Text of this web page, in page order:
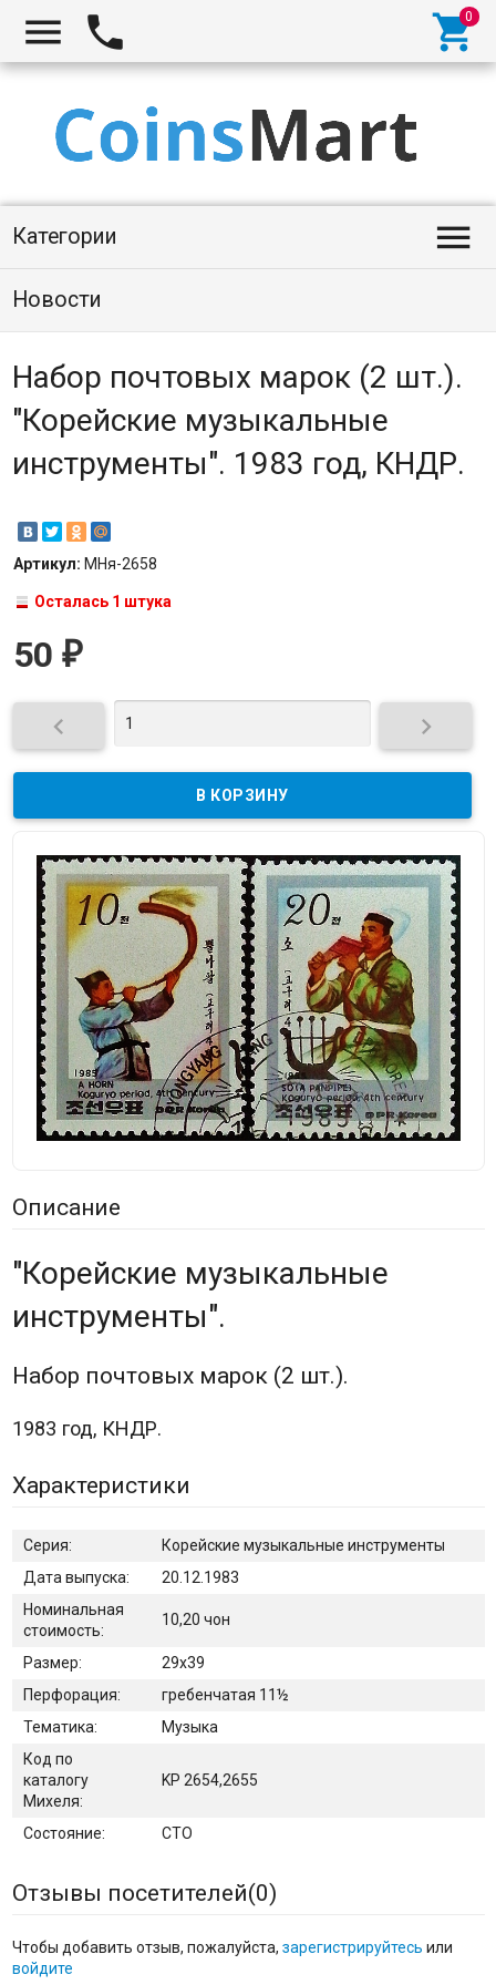
  
Категории 
Новости
Набор почтовых марок (2 шт.).
"Корейские музыкальные
инструменты". 1983 год, КНДР.
Артикул: МНя-2658
Осталась 1 штука
50 ₽
 
Описание
"Корейские музыкальные
инструменты".
Набор почтовых марок (2 шт.).
1983 год, КНДР.
Характеристики
Серия:
Корейские музыкальные инструменты
Дата выпуска:
20.12.1983
Номинальная
стоимость:
10,20 чон
Размер:
29х39
Перфорация:
гребенчатая 11½
Тематика:
Музыка
Код по
каталогу
Михеля:
KP 2654,2655
Состояние: CTO
Отзывы посетителей(0)
Чтобы добавить отзыв, пожалуйста, зарегистрируйтесь или
войдите